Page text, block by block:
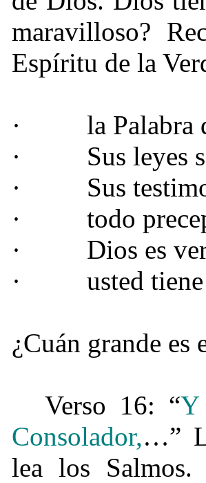
maravilloso?
Espíritu de la
·
la Palabra
·
Sus leyes
·
Sus
·
todo
·
Dios es
·
usted
¿Cuán grande es
Verso 16: “Y
Consolador,…”
lea los